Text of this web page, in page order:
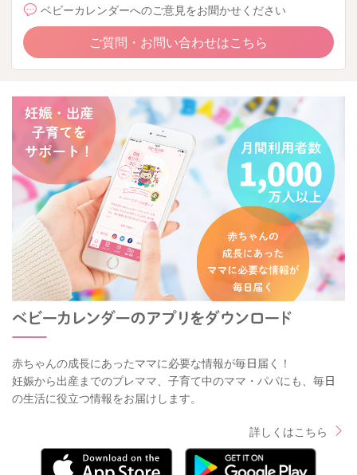
ベビーカレンダーへのご意見をお聞かせください
ご質問・お問い合わせはこちら
赤ちゃんの成長にあったママに必要な情報が毎日届く！
妊娠から出産までのプレママ、子育て中のママ・パパにも、毎日
の生活に役立つ情報をお届けします。
詳しくはこちら